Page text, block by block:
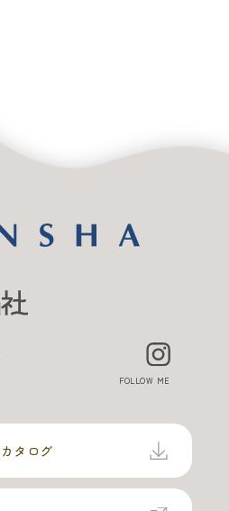
FOLLOW ME
カタログ